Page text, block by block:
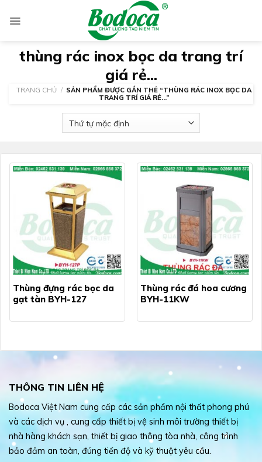
thùng rác inox bọc da trang trí
giá rẻ...
TRANG CHỦ / SẢN PHẨM ĐƯỢC GẮN THẺ “THÙNG RÁC INOX BỌC DA
TRANG TRÍ GIÁ RẺ...”
Thùng đựng rác bọc da
gạt tàn BYH-127
Thùng rác đá hoa cương
BYH-11KW
THÔNG TIN LIÊN HỆ
Bodoca Việt Nam cung cấp các sản phẩm nội thất phong phú
và các dịch vụ , cung cấp thiết bị vệ sinh môi trường thiết bị
nhà hàng khách sạn, thiết bị giao thông tòa nhà, công trình
bảo đảm an toàn, đúng tiến độ và kỹ thuật yêu cầu.